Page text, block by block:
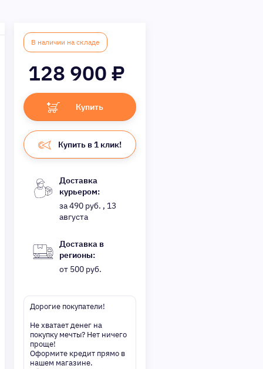
В наличии на складе
128 900₽
Купить
Купить в 1 клик!
Доставка
курьером:
за 490 руб. , 13
августа
Доставка в
регионы:
от 500 руб.
Дорогие покупатели!
Не хватает денег на
покупку мечты? Нет ничего
проще!
Оформите кредит прямо в
нашем магазине.